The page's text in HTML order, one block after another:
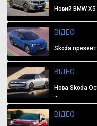
Новий BMW
ВІДЕО
Skoda
ВІДЕО
Нова Skoda
...
ВІДЕО